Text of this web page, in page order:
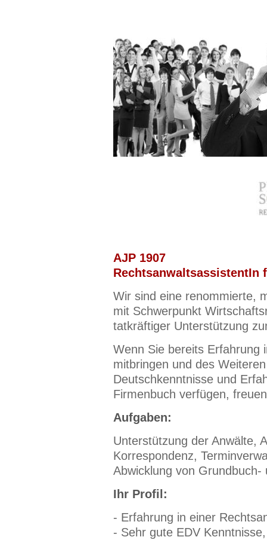
AJP 1907
RechtsanwaltsassistentIn
Wir sind eine renommierte,
mit Schwerpunkt
tatkräftiger Unterstützung
Wenn Sie bereits Erfahrung
mitbringen und des
Deutschkenntnisse und
Firmenbuch verfügen,
Aufgaben:
Unterstützung der Anwälte,
Korrespondenz,
Abwicklung von
Ihr Profil:
- Erfahrung in einer
- Sehr gute EDV